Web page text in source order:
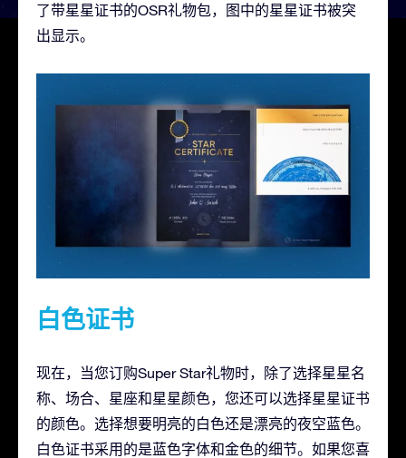
了带星星证书的OSR礼物包，图中的星星证书被突
出显示。
白色证书
现在，当您订购Super Star礼物时，除了选择星星名
称、场合、星座和星星颜色，您还可以选择星星证书
的颜色。选择想要明亮的白色还是漂亮的夜空蓝色。
白色证书采用的是蓝色字体和金色的细节。如果您喜